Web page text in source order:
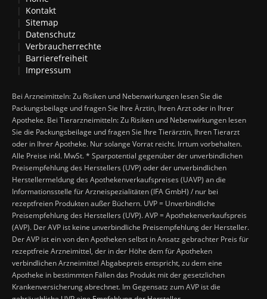
Kontakt
Sitemap
Datenschutz
Verbraucherrechte
Barrierefreiheit
Impressum
Bei Arzneimitteln: Zu Risiken und Nebenwirkungen lesen Sie die
Packungsbeilage und fragen Sie Ihre Ärztin, Ihren Arzt oder in Ihrer
Apotheke. Bei Tierarzneimitteln: Zu Risiken und Nebenwirkungen lesen
Sie die Packungsbeilage und fragen Sie Ihre Tierärztin, Ihren Tierarzt
oder in Ihrer Apotheke. Nur solange Vorrat reicht. Irrtum vorbehalten.
Alle Preise inkl. MwSt. * Sparpotential gegenüber der unverbindlichen
Preisempfehlung des Herstellers (UVP) oder der unverbindlichen
Herstellermeldung des Apothekenverkaufspreises (UAVP) an die
Informationsstelle für Arzneispezialitäten (IFA GmbH) / nur bei
rezeptfreien Produkten außer Büchern. UVP = Unverbindliche
Preisempfehlung des Herstellers (UVP). AVP = Apothekenverkaufspreis
(AVP). Der AVP ist keine unverbindliche Preisempfehlung der Hersteller.
Der AVP ist ein von den Apotheken selbst in Ansatz gebrachter Preis für
rezeptfreie Arzneimittel, der in der Höhe dem für Apotheken
verbindlichen Arzneimittel Abgabepreis entspricht, zu dem eine
Apotheke in bestimmten Fällen das Produkt mit der gesetzlichen
Krankenversicherung abrechnet. Im Gegensatz zum AVP ist die